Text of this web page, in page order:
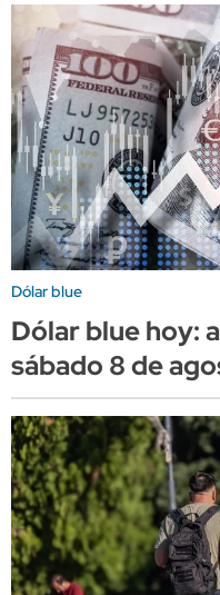
Dólar blue
Dólar blue hoy:
sábado 8 de